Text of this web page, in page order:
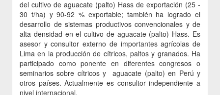
del cultivo de aguacate (palto) Hass de exportación (25 -
30 t/ha) y 90-92 % exportable; también ha logrado el
desarrollo de sistemas productivos convencionales y de
alta densidad en el cultivo de aguacate (palto) Hass. Es
asesor y consultor externo de importantes agrícolas de
Lima en la producción de cítricos, paltos y granados. Ha
participado como ponente en diferentes congresos o
seminarios sobre cítricos y aguacate (palto) en Perú y
otros países. Actualmente es consultor independiente a
nivel internacional.